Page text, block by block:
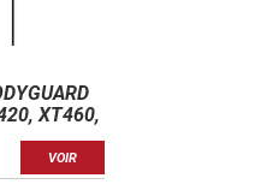
XT460,
VOIR